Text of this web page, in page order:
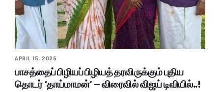
APRIL 15, 2026
பாசத்தைப் பிழியப் பிழியத் தரவிருக்கும் புதிய
தொடர் ‘தாய்மாமன்’ – விரைவில் விஜய் டிவியில்..!